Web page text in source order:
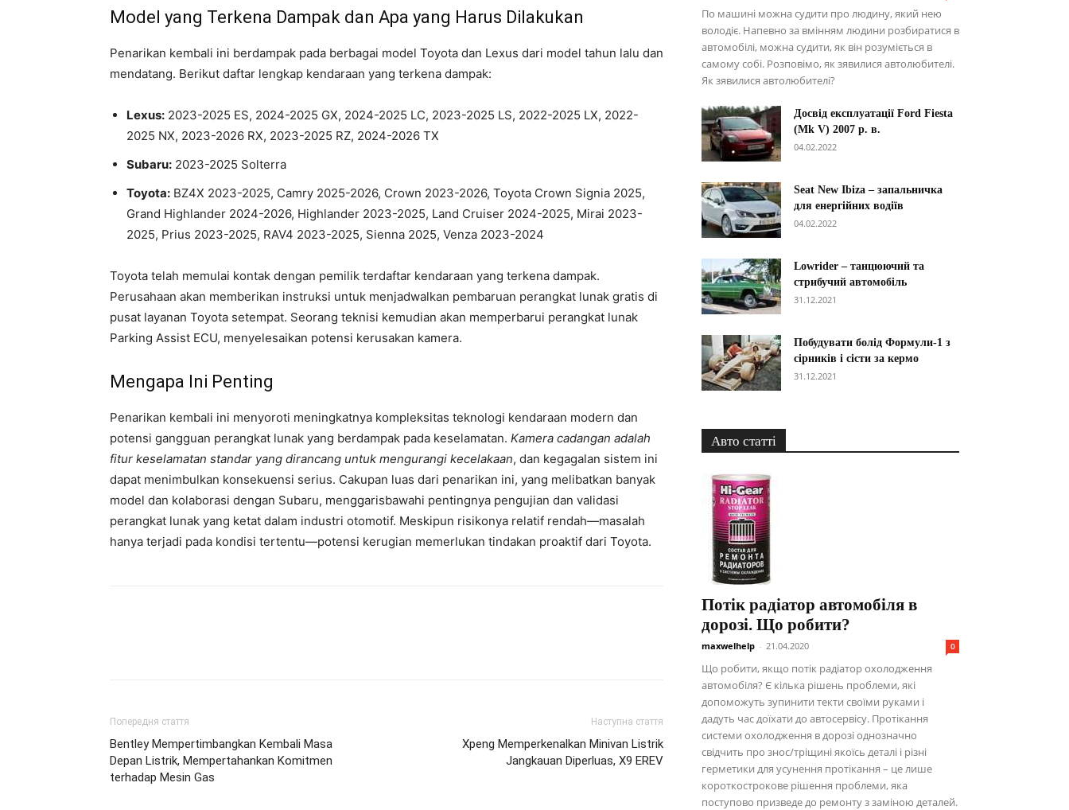
Model yang Terkena Dampak dan Apa yang Harus Dilakukan
Penarikan kembali ini berdampak pada berbagai model Toyota dan Lexus dari model tahun lalu dan
mendatang. Berikut daftar lengkap kendaraan yang terkena dampak:
Lexus: 2023-2025 ES, 2024-2025 GX, 2024-2025 LC, 2023-2025 LS, 2022-2025 LX, 2022-
2025 NX, 2023-2026 RX, 2023-2025 RZ, 2024-2026 TX
Subaru: 2023-2025 Solterra
Toyota: BZ4X 2023-2025, Camry 2025-2026, Crown 2023-2026, Toyota Crown Signia 2025,
Grand Highlander 2024-2026, Highlander 2023-2025, Land Cruiser 2024-2025, Mirai 2023-
2025, Prius 2023-2025, RAV4 2023-2025, Sienna 2025, Venza 2023-2024
Toyota telah memulai kontak dengan pemilik terdaftar kendaraan yang terkena dampak.
Perusahaan akan memberikan instruksi untuk menjadwalkan pembaruan perangkat lunak gratis di
pusat layanan Toyota setempat. Seorang teknisi kemudian akan memperbarui perangkat lunak
Parking Assist ECU, menyelesaikan potensi kerusakan kamera.
Mengapa Ini Penting
Penarikan kembali ini menyoroti meningkatnya kompleksitas teknologi kendaraan modern dan
potensi gangguan perangkat lunak yang berdampak pada keselamatan. Kamera cadangan adalah
fitur keselamatan standar yang dirancang untuk mengurangi kecelakaan, dan kegagalan sistem ini
dapat menimbulkan konsekuensi serius. Cakupan luas dari penarikan ini, yang melibatkan banyak
model dan kolaborasi dengan Subaru, menggarisbawahi pentingnya pengujian dan validasi
perangkat lunak yang ketat dalam industri otomotif. Meskipun risikonya relatif rendah—masalah
hanya terjadi pada kondisi tertentu—potensi kerugian memerlukan tindakan proaktif dari Toyota.
Попередня стаття
Bentley Mempertimbangkan Kembali Masa
Depan Listrik, Mempertahankan Komitmen
terhadap Mesin Gas
Наступна стаття
Xpeng Memperkenalkan Minivan Listrik
Jangkauan Diperluas, X9 EREV
По машині можна судити про людину, який нею
володіє. Напевно за вмінням людини розбиратися в
автомобілі, можна судити, як він розуміється в
самому собі. Розповімо, як зявилися автолюбителі.
Як зявилися автолюбителі?
Досвід експлуатації Ford Fiesta
(Mk V) 2007 р. в.
04.02.2022
Seat New Ibiza – запальничка
для енергійних водіїв
04.02.2022
Lowrider – танцюючий та
стрибучий автомобіль
31.12.2021
Побудувати болід Формули-1 з
сірників і сісти за кермо
31.12.2021
Авто статті
Потік радіатор автомобіля в
дорозі. Що робити?
maxwelhelp - 21.04.2020 0
Що робити, якщо потік радіатор охолодження
автомобіля? Є кілька рішень проблеми, які
допоможуть зупинити текти своїми руками і
дадуть час доїхати до автосервісу. Протікання
системи охолодження в дорозі однозначно
свідчить про знос/тріщині якоїсь деталі і різні
герметики для усунення протікання – це лише
короткострокове рішення проблеми, яка
поступово призведе до ремонту з заміною деталей.